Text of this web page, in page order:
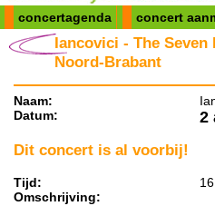
concertagenda concert
Iancovici - The
Noord-Brabant
Naam:
Datum:
2
Dit concert is al voorbij!
Tijd:
Omschrijving: